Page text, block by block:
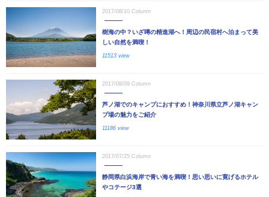
2017/08/10 Column
樹海の中？いざ噂の精進湖へ！周辺の民宿村へ泊まって美
しい自然を満喫！
11513 view
2017/08/09 Column
芦ノ湖でのキャンプにおすすめ！神奈川県立芦ノ湖キャン
プ場の魅力をご紹介
11186 view
2017/07/25 Column
静岡県白浜海岸で青い海を満喫！思い思いに寛げるホテル
やコテージ3選